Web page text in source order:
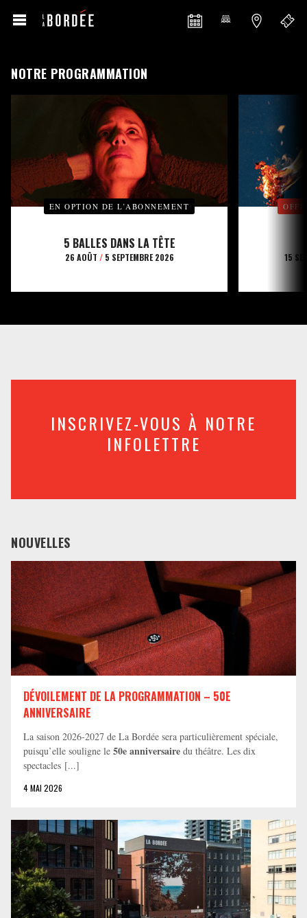
NOTRE PROGRAMMATION
EN OPTION DE L’ABONNEMENT
5 BALLES DANS LA TÊTE
26 AOÛT /5 SEPTEMBRE 2026 15
INSCRIVEZ-VOUS À NOTRE
INFOLETTRE
NOUVELLES
DÉVOILEMENT DE LA PROGRAMMATION – 50E
ANNIVERSAIRE
La saison 2026-2027 de La Bordée sera particulièrement spéciale,
puisqu’elle souligne le 50e anniversaire du théâtre. Les dix
spectacles [...]
4 MAI 2026